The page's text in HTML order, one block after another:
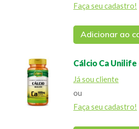
Faça seu cadastro!
Adicionar ao
Cálcio Ca Unilife
Já sou cliente
ou
Faça seu cadastro!